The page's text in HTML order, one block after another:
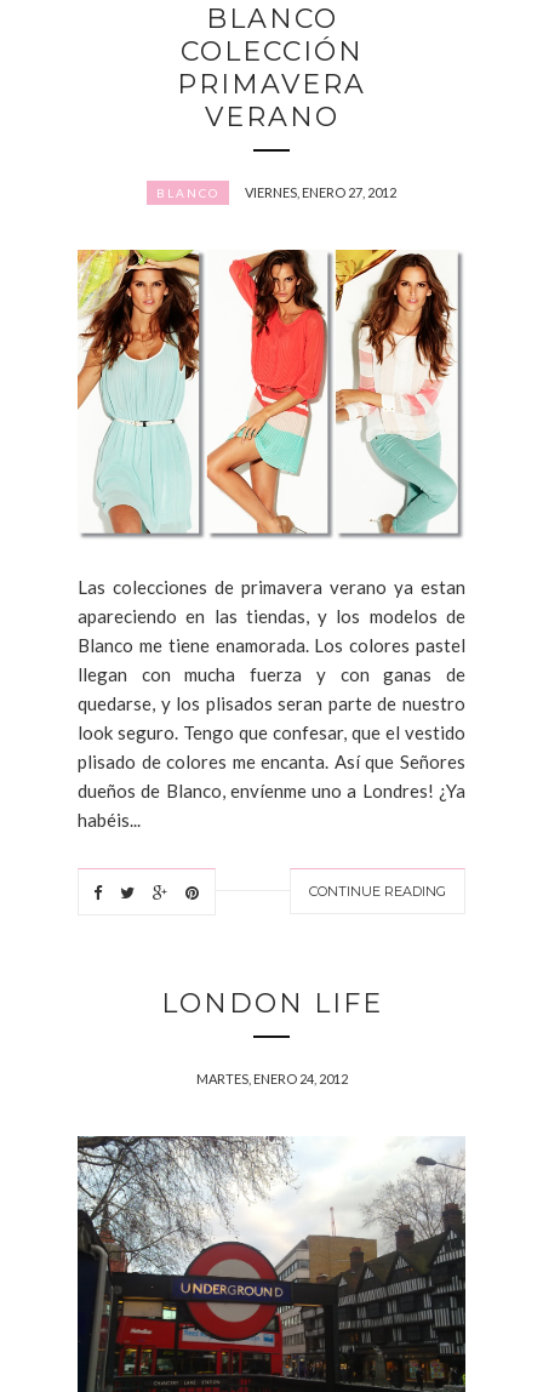
BLANCO
COLECCIÓN
PRIMAVERA
VERANO
BLANCO VIERNES, ENERO 27, 2012
Las colecciones de primavera verano ya estan
apareciendo en las tiendas, y los modelos de
Blanco me tiene enamorada. Los colores pastel
llegan con mucha fuerza y con ganas de
quedarse, y los plisados seran parte de nuestro
look seguro. Tengo que confesar, que el vestido
plisado de colores me encanta. Así que Señores
dueños de Blanco, envíenme uno a Londres! ¿Ya
habéis...
CONTINUE READING
LONDON LIFE
MARTES, ENERO 24, 2012